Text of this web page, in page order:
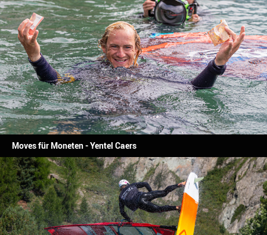
Moves für Moneten - Yentel Caers